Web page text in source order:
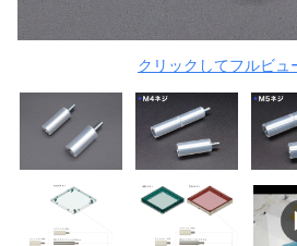
クリックしてフルビュ